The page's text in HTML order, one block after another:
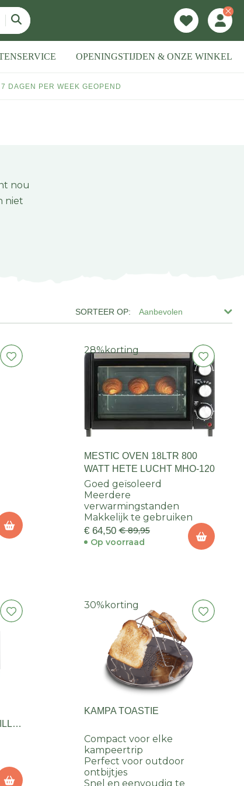
OPENINGSTIJDEN & ONZE WINKEL
7 DAGEN PER WEEK GEOPEND
nou
niet
Aanbevolen
28%korting
MESTIC OVEN 18LTR 800
WATT HETE LUCHT MHO-120
Goed geïsoleerd
Meerdere
verwarmingstanden
Makkelijk te gebruiken
€ 64,50 € 89,95
Op voorraad
30% korting
KAMPA TOASTIE
Compact voor elke
kampeertrip
Perfect voor outdoor
ontbijtjes
Snel en eenvoudig te